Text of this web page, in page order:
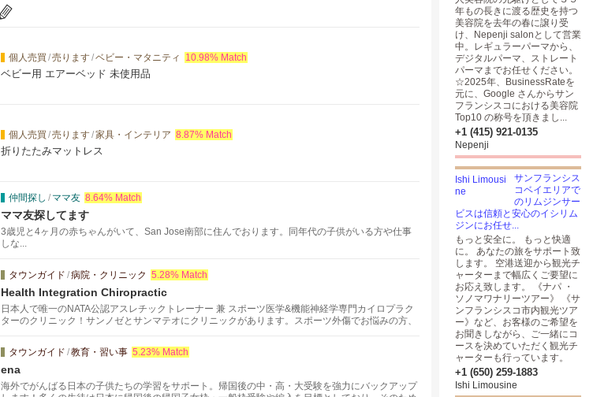
個人売買 /売ります/ベビー・マタニティ 10.98% Match
ベビー用 エアーベッド 未使用品
個人売買 /売ります/家具・インテリア 8.87% Match
折りたたみマットレス
仲間探し / ママ友 8.64% Match
ママ友探してます
3歳児と4ヶ月の赤ちゃんがいて、San Jose南部に住んでおります。同年代の子供がいる方や仕事
しな...
タウンガイド /病院・クリニック 5.28% Match
Health Integration Chiropractic
日本人で唯一のNATA公認アスレチックトレーナー 兼 スポーツ医学&機能神経学専門カイロプラク
ターのクリニック！サンノゼとサンマテオにクリニックがあります。スポーツ外傷でお悩みの方、
されている方から、アスレチックパフォーマンスの向上を目指している方は是非ご連絡ください。
タウンガイド /教育・習い事 5.23% Match
ena
海外でがんばる日本の子供たちの学習をサポート。帰国後の中・高・大受験を強力にバックアップ
年もの長きに渡る歴史を持つ
美容院を去年の春に譲り受
け、Nepenji salonとして営業
中。レギュラーパーマから、
デジタルパーマ、ストレート
パーマまでお任せください。
☆2025年、BusinessRateを
元に、Google さんからサン
フランシスコにおける美容院
Top10 の称号を頂きまし...
+1 (415) 921-0135
Nepenji
サンフランシス
コベイエリアで
のリムジンサー
ビスは信頼と安心のイシリム
ジンにお任せ...
もっと安全に。 もっと快適
に。 あなたの旅をサポート致
します。 空港送迎から観光チ
ャーターまで幅広くご要望に
お応え致します。 《ナパ ・
ソノマワナリーツアー》 《サ
ンフランシスコ市内観光ツア
ー》など、お客様のご希望を
お聞きしながら、ご一緒にコ
ースを決めていただく観光チ
ャーターも行っています。
+1 (650) 259-1883
Ishi Limousine